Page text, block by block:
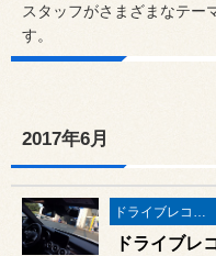
スタッフがさまざまなテー
す。
2017年6月
ドライブレコーダー